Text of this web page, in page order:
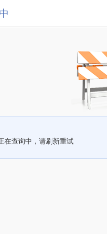
在查询中，请刷新重试